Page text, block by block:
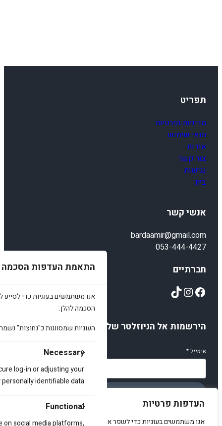
העדפות פרטיות
אנו משתמשים בעוגיות כדי לשפר את האתר, להציג תוכן מותאם ולנתח
התאמת העדפות הסכמה
אנו משתמשים בעוגיות כדי לסייע
הסכמה להלן.
העוגיות שמסווגות כ"נחוצות"
Necessary
log-in or adjusting your
identifiable data.
Functional
social media platforms,
תפריט
מדיניות ופרטיות
תנאי שימוש
אודות
צור קשר
נגישות
בית
אנשי קשר
bardaamir@gmail.com
053-444-4427
חברתיים
Facebook
Instagram
TikTok
הירשמות אל הניוזלטר שלנו
אימייל*